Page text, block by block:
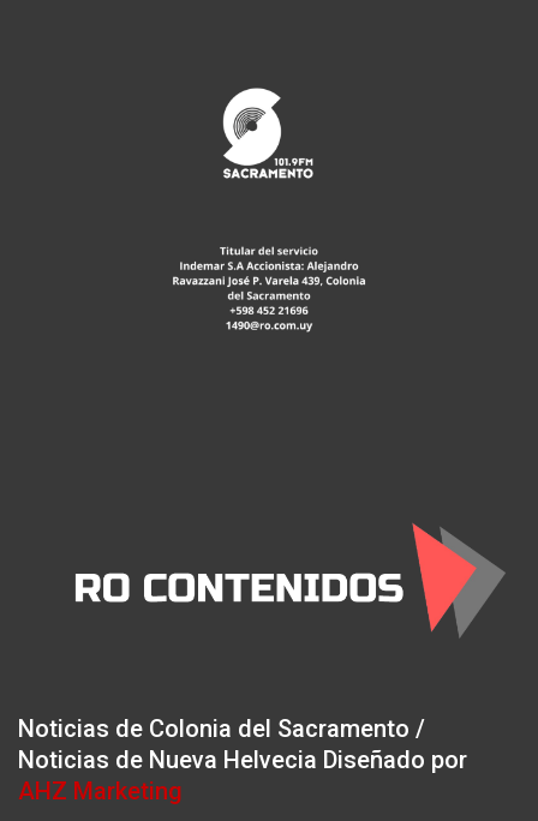
Noticias de Colonia del Sacramento /
Noticias de Nueva Helvecia Diseñado por
AHZ Marketing